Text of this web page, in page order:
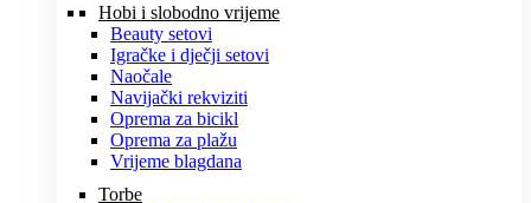
Hobi i slobodno vrijeme
Beauty setovi
Igračke i dječji setovi
Naočale
Navijački rekviziti
Oprema za bicikl
Oprema za plažu
Vrijeme blagdana
Torbe